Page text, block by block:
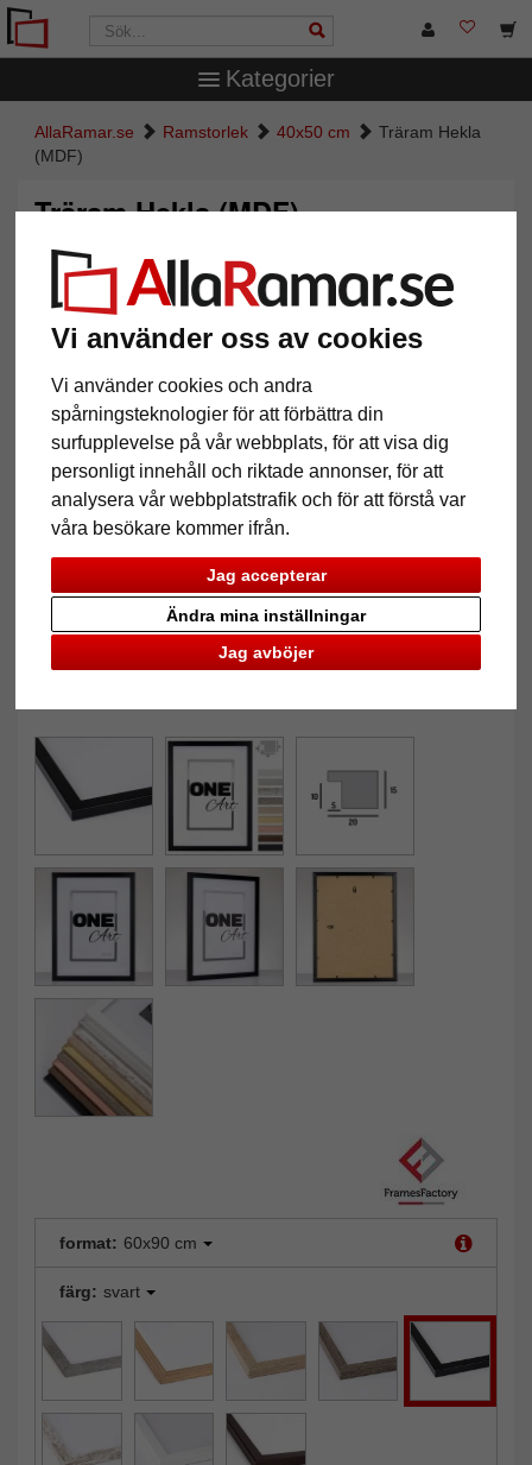
Vi använder oss av cookies
Vi använder cookies och andra
spårningsteknologier för att förbättra din
surfupplevelse på vår webbplats, för att visa dig
personligt innehåll och riktade annonser, för att
analysera vår webbplatstrafik och för att förstå var
våra besökare kommer ifrån.
Jag accepterar
Jag avböjer
Ändra mina inställningar
Kategorier
AllaRamar.se Ramstorlek 40x50 cm
Träram Hekla
(MDF)
Träram Hekla (MDF)
Tillbaka
format: 60x90 cm
färg: svart